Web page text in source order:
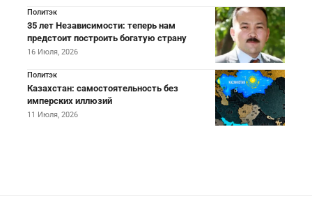
Политэк
35 лет Независимости: теперь нам
предстоит построить богатую страну
16 Июля, 2026
Политэк
Казахстан: самостоятельность без
имперских иллюзий
11 Июля, 2026